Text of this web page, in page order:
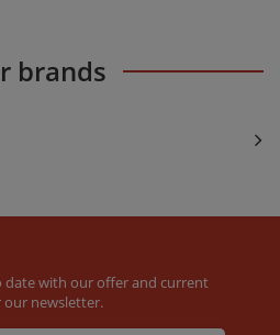
brands
date with our offer and current
our newsletter.